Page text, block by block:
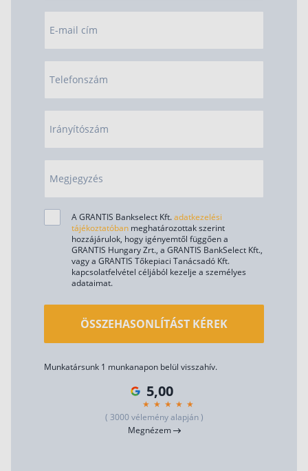
E-mail cím
Telefonszám
Irányítószám
Megjegyzés
A GRANTIS Bankselect Kft.adatkezelési
tájékoztatóban meghatározottak szerint
hozzájárulok, hogy igényemtől függően a
GRANTIS Hungary Zrt., a GRANTIS BankSelect Kft.,
vagy a GRANTIS Tőkepiaci Tanácsadó Kft.
kapcsolatfelvétel céljából kezelje a személyes
adataimat.
ÖSSZEHASONLÍTÁST KÉREK
Munkatársunk 1 munkanapon belül visszahív.
5,00
( 3000 vélemény alapján )
Megnézem